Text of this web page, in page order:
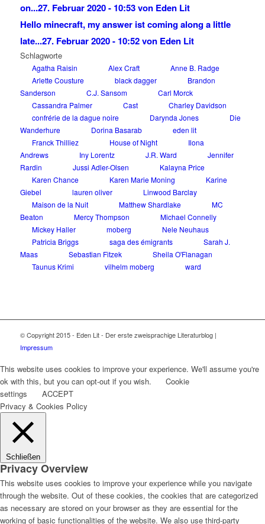
on...27. Februar 2020 - 10:53 von Eden Lit
Hello minecraft, my answer ist coming along a little
late...27. Februar 2020 - 10:52 von Eden Lit
Schlagworte
Agatha Raisin Alex Craft
Anne B. Radge
Arlette Cousture
black dagger
Brandon
Sanderson
C.J. Sansom
Carl Morck
Cassandra Palmer
Cast
Charley Davidson
confrérie de la dague noire
Darynda Jones
Die
Wanderhure
Dorina Basarab
eden lit
Franck Thilliez
House of Night
Ilona
Andrews
Iny Lorentz J.R. Ward
Jennifer
Rardin
Jussi Adler-Olsen
Kalayna Price
Karen Chance
Karen Marie Moning
Karine
Giebel
lauren oliver
Linwood Barclay
Maison de la Nuit
Matthew Shardlake
MC
Beaton
Mercy Thompson
Michael Connelly
Mickey Haller
moberg
Nele Neuhaus
Patricia Briggs
saga des émigrants
Sarah J.
Maas
Sebastian Fitzek
Sheila O'Flanagan
Taunus Krimi
vilhelm moberg ward
© Copyright 2015 - Eden Lit - Der erste zweisprachige Literaturblog |
Impressum
This website uses cookies to improve your experience. We'll assume you're
ok with this, but you can opt-out if you wish.
Cookie
settings
ACCEPT
Privacy & Cookies Policy
Schließen
Privacy Overview
This website uses cookies to improve your experience while you navigate
through the website. Out of these cookies, the cookies that are categorized
as necessary are stored on your browser as they are essential for the
working of basic functionalities of the website. We also use third-party